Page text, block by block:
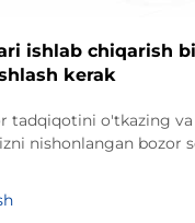
ishlab chiqarish
kerak
tadqiqotini o'tkazing va
nishonlangan bozor
tadbirkorlik
afzalliklarini chuqur